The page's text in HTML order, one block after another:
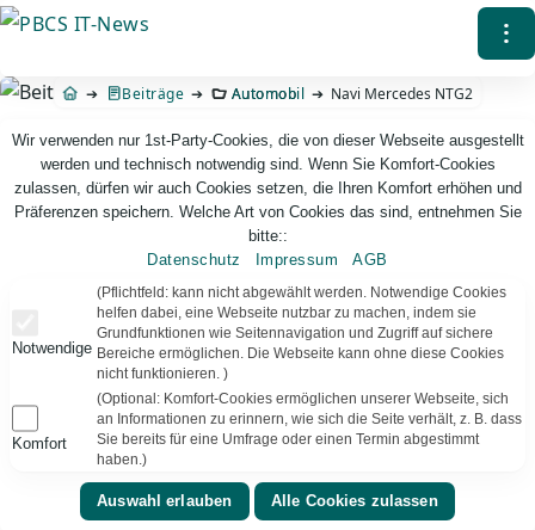
Direkt
Inhalt
⁝
Beiträge Automobil Navi Mercedes NTG2
PBCS IT-News – IT. Web. Einfach. Webdesign, Analyse & Beratung
Navi Mercedes NTG2
Seit Mitte Oktober ist die Version „2007/2008“ für das
NTG2-Comand erhältlich (B6 782 38 48 V 9.0 2007/2008
für 257 ). Außer einigen Bugfixes (TMC/Map-Attribut-
Auswertung, Ramp-Problem) ist bei der Software nichts
Wir verwenden nur 1st-Party-Cookies, die von dieser Webseite ausgestellt
werden und technisch notwendig sind. Wenn Sie Komfort-Cookies
zulassen, dürfen wir auch Cookies setzen, die Ihren Komfort erhöhen und
Präferenzen speichern. Welche Art von Cookies das sind, entnehmen Sie
bitte::
Datenschutz
Impressum AGB
Notwendige
(Pflichtfeld: kann nicht abgewählt werden. Notwendige Cookies
helfen dabei, eine Webseite nutzbar zu machen, indem sie
Grundfunktionen wie Seitennavigation und Zugriff auf sichere
Bereiche ermöglichen. Die Webseite kann ohne diese Cookies
nicht funktionieren. )
Komfort
(Optional: Komfort-Cookies ermöglichen unserer Webseite, sich
an Informationen zu erinnern, wie sich die Seite verhält, z. B. dass
Sie bereits für eine Umfrage oder einen Termin abgestimmt
haben.)